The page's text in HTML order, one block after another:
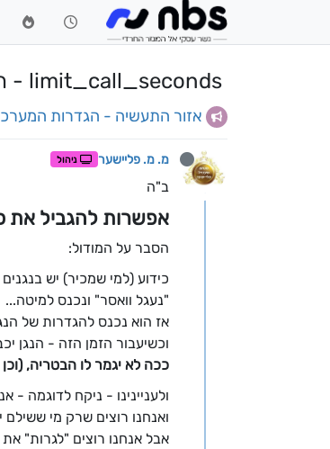
limit_call_seconds - הגבלת אורך השיחה, "טיימר"
אזור התעשיה - הגדרות
מ. מ. פליישער ניהול
ב"ה
אפשרות להגביל את
הסבר על המודול:
כידוע (למי שמכיר) יש
"נעגל וואסר" ונכנס למיטה...
אז הוא נכנס להגדרות של
וכשיעבור הזמן הזה - הנגן
ככה לא יגמר לו הבטריה,
ולעניינינו - ניקח לדוגמה
ואנחנו רוצים שרק מי ששילם
אבל אנחנו רוצים "לגרות"